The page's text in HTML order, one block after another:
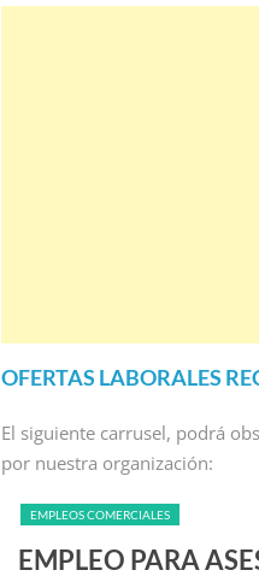
OFERTAS LABORALES
El siguiente carrusel, podrá
por nuestra organización:
EMPLEOS COMERCIALES
EMPLEO PARA